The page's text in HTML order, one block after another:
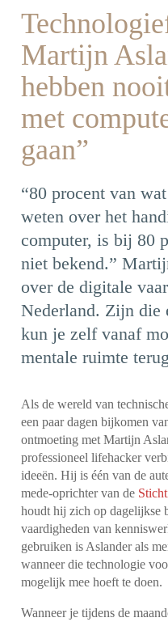
Martijn
hebben
met
gaan”
“80 procent van
weten over het
computer, is bij 80
niet bekend.”
over de digitale
Nederland. Zijn die
kun je zelf vanaf
mentale ruimte
Als de wereld van
een paar dagen bijkomen
ontmoeting met Martijn
professioneel lifehacker
ideeën. Hij is één van de
mede-oprichter van de
houdt hij zich op dagelijkse
vaardigheden van
gebruiken is Aslander als
wanneer die technologie
mogelijk mee hoeft te doen.
Wanneer je tijdens de